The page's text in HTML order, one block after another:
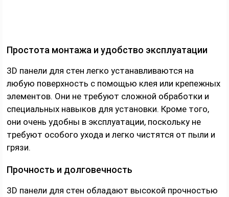
Простота монтажа и удобство эксплуатации
3D панели для стен легко устанавливаются на
любую поверхность с помощью клея или крепежных
элементов. Они не требуют сложной обработки и
специальных навыков для установки. Кроме того,
они очень удобны в эксплуатации, поскольку не
требуют особого ухода и легко чистятся от пыли и
грязи.
Прочность и долговечность
3D панели для стен обладают высокой прочностью